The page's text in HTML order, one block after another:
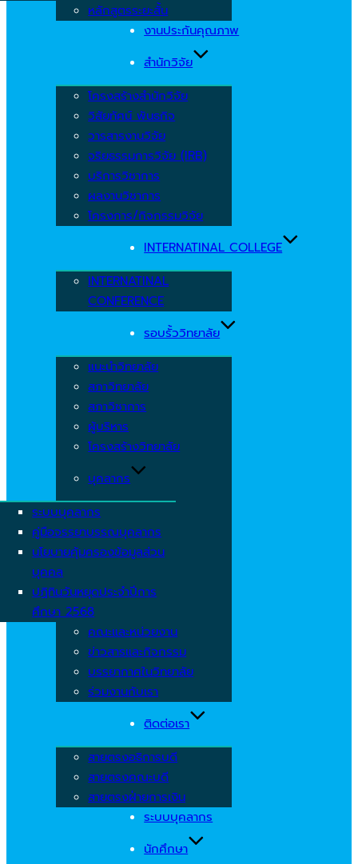
หลักสูตรระยะสั้น
งานประกันคุณภาพ
สำนักวิจัย
โครงสร้างสำนักวิจัย
วิสัยทัศน์ พันธกิจ
วารสารงานวิจัย
จริยธรรมการวิจัย (IRB)
บริการวิชาการ
ผลงานวิชาการ
โครงการ/กิจกรรมวิจัย
INTERNATINAL COLLEGE
INTERNATINAL
CONFERENCE
รอบรั้ววิทยาลัย
แนะนำวิทยาลัย
สภาวิทยาลัย
สภาวิชาการ
ผู้บริหาร
โครงสร้างวิทยาลัย
บุคลากร
ระบบบุคลากร
คู่มือจรรยาบรรณบุคลากร
นโยบายคุ้มครองข้อมูลส่วน
บุคคล
ปฏิทินวันหยุดประจำปีการ
ศึกษา 2568
คณะและหน่วยงาน
ข่าวสารและกิจกรรม
บรรยากาศในวิทยาลัย
ร่วมงานกับเรา
ติดต่อเรา
สายตรงอธิการบดี
สายตรงคณะบดี
สายตรงฝ่ายการเงิน
ระบบบุคลากร
นักศึกษา